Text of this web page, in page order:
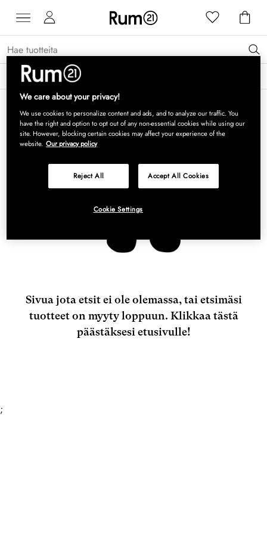
Saat 15 % alennusta Grythyttan Stålmöbler -tuotteista* →
Sivua jota etsit ei ole olemassa, tai etsimäsi
tuotteet on myyty loppuun. Klikkaa tästä
päästäksesi etusivulle!
;
We care about your privacy!
We use cookies to personalize content and ads, and to analyze our traffic. You
have the right and option to opt out of any non-essential cookies while using our
site. However, blocking certain cookies may affect your experience of the
website. Our privacy policy
Reject All Accept All Cookies
Cookie Settings